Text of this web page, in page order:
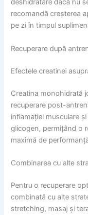
deshidratare dacă nu
recomandă creșterea
pe zi în timpul
Recuperare după
Efectele creatinei
Creatina monohidrată
recuperare post-
inflamației musculare
glicogen, permițând o
maximă de
Combinarea cu alte
Pentru o recuperare
combinată cu alte
stretching, masaj și